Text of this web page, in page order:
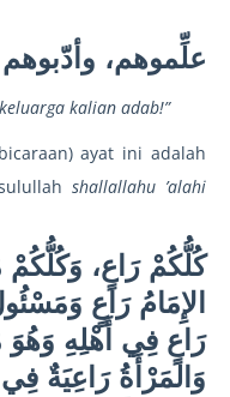
علِّموهم، وأدّبوهم
kalian adab!”
ayat ini adalah
shallallahu ’alahi
كُلُّكُمْ رَاعٍ،
الإِمَامُ رَاعٍ
رَاعٍ فِي أَهْلِهِ
وَالمَرْأَةُ رَاعِيَةٌ